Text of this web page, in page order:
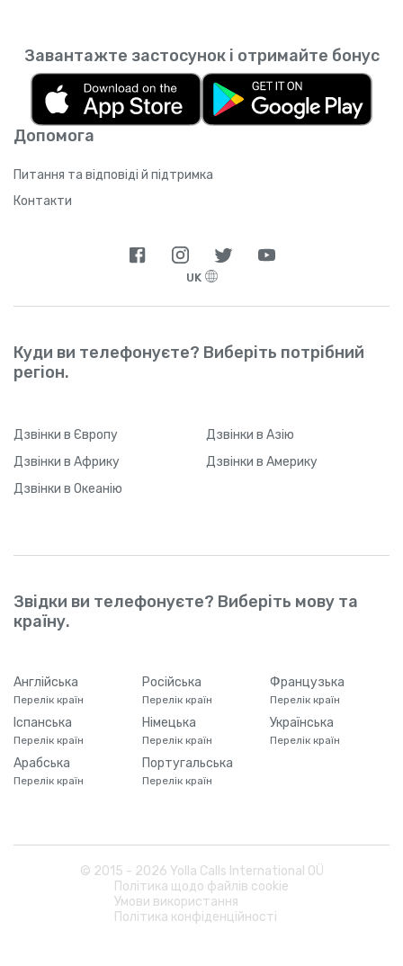
Допомога
Питання та відповіді й підтримка
Контакти
Завантажте застосунок і отримайте бонус
UK
Куди ви телефонуєте? Виберіть потрібний
регіон.
Дзвінки в Європу Дзвінки в Азію
Дзвінки в Африку Дзвінки в Америку
Дзвінки в Океанію
Звідки ви телефонуєте? Виберіть мову та
країну.
Англійська
Перелік країн
Російська
Перелік країн
Французька
Перелік країн
Іспанська
Перелік країн
Німецька
Перелік країн
Українська
Перелік країн
Арабська
Перелік країн
Португальська
Перелік країн
© 2015 - 2026 Yolla Calls International OÜ
Політика щодо файлів cookie
Умови використання
Політика конфіденційності